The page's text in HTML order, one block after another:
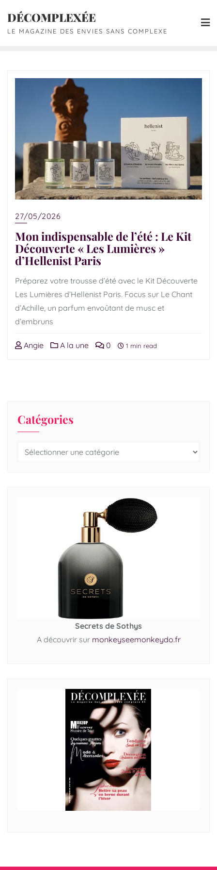
DÉCOMPLEXÉE
LE MAGAZINE DES ENVIES SANS COMPLEXE
27/05/2026
Mon indispensable de l’été : Le Kit
Découverte « Les Lumières »
d’Hellenist Paris
Préparez votre trousse d’été avec le Kit Découverte
Les Lumières d’Hellenist Paris. Focus sur Le Chant
d’Achille, un parfum envoûtant de musc et
d’embruns
Angie A la une 0 1 min read
Catégories
Secrets de Sothys
A découvrir sur monkeyseemonkeydo.fr